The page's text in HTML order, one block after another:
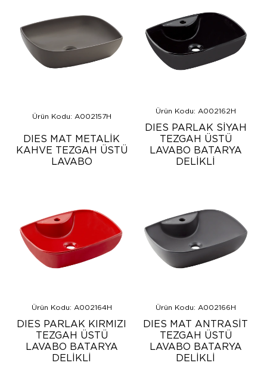
Ürün Kodu: A002157H
DIES MAT METALİK
KAHVE TEZGAH ÜSTÜ
LAVABO
Ürün Kodu: A002162H
DIES PARLAK SİYAH
TEZGAH ÜSTÜ
LAVABO BATARYA
DELİKLİ
Ürün Kodu: A002164H
DIES PARLAK KIRMIZI
TEZGAH ÜSTÜ
LAVABO BATARYA
DELİKLİ
Ürün Kodu: A002166H
DIES MAT ANTRASİT
TEZGAH ÜSTÜ
LAVABO BATARYA
DELİKLİ